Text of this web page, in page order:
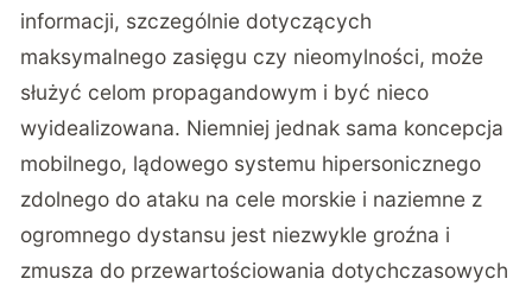
informacji, szczególnie dotyczących
maksymalnego zasięgu czy nieomylności, może
służyć celom propagandowym i być nieco
wyidealizowana. Niemniej jednak sama koncepcja
mobilnego, lądowego systemu hipersonicznego
zdolnego do ataku na cele morskie i naziemne z
ogromnego dystansu jest niezwykle groźna i
zmusza do przewartościowania dotychczasowych